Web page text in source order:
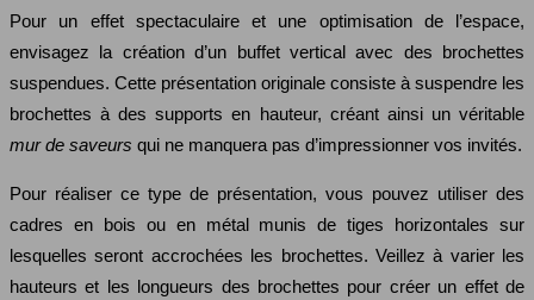
Pour un effet spectaculaire et une optimisation de l’espace,
envisagez la création d’un buffet vertical avec des brochettes
suspendues. Cette présentation originale consiste à suspendre les
brochettes à des supports en hauteur, créant ainsi un véritable
mur de saveurs qui ne manquera pas d’impressionner vos invités.
Pour réaliser ce type de présentation, vous pouvez utiliser des
cadres en bois ou en métal munis de tiges horizontales sur
lesquelles seront accrochées les brochettes. Veillez à varier les
hauteurs et les longueurs des brochettes pour créer un effet de